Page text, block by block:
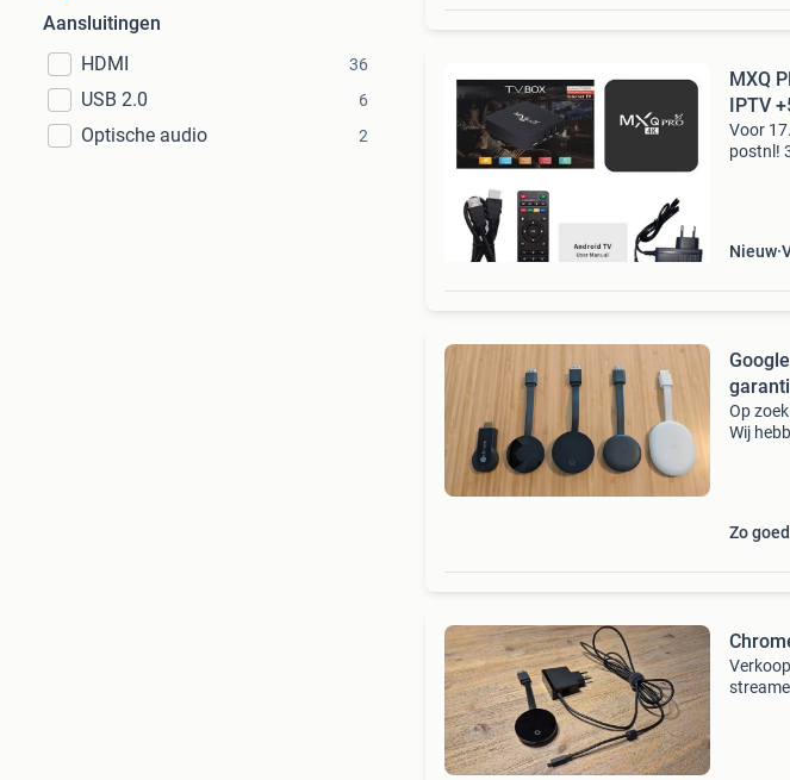
Aansluitingen
HDMI
36
USB 2.0 6
Optische audio 2
MXQ
IPTV
Voor
postnl!
Nieuw
Op
Wij
Zo